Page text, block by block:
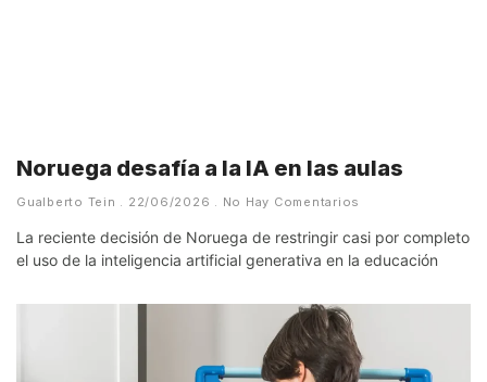
Noruega desafía a la IA en las aulas
Gualberto Tein 22/06/2026 No Hay Comentarios
La reciente decisión de Noruega de restringir casi por completo
el uso de la inteligencia artificial generativa en la educación